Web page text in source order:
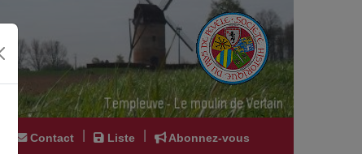
Contact Liste Abonnez-vous